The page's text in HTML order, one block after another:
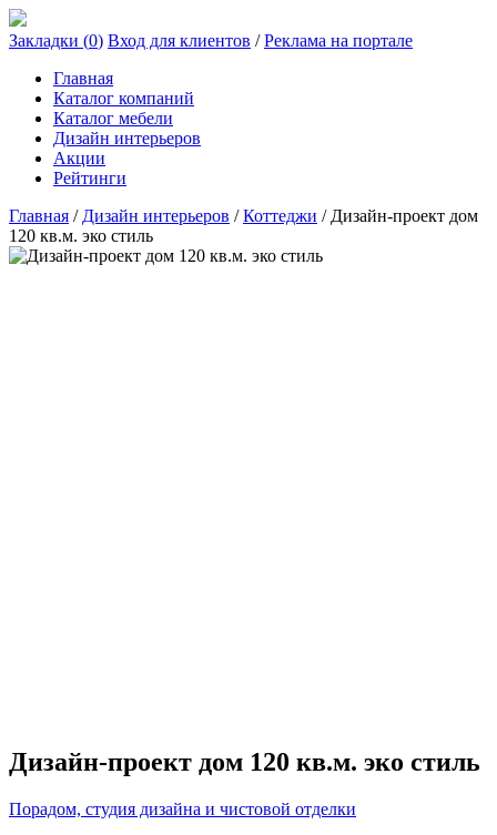
Закладки (0) Вход для клиентов /Реклама на портале
Главная
Каталог компаний
Каталог мебели
Дизайн интерьеров
Акции
Рейтинги
Главная / Дизайн интерьеров /Коттеджи / Дизайн-проект дом
120 кв.м. эко стиль
Дизайн-проект дом 120 кв.м. эко стиль
Порадом, студия дизайна и чистовой отделки